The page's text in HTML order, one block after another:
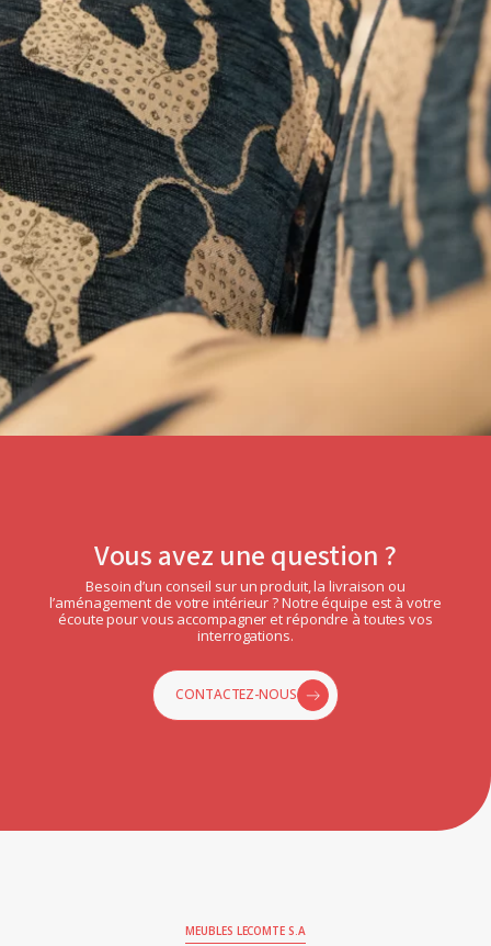
Vous avez une question ?
Besoin d’un conseil sur un produit, la livraison ou
l’aménagement de votre intérieur ? Notre équipe est à votre
écoute pour vous accompagner et répondre à toutes vos
interrogations.
CONTACTEZ-NOUS
MEUBLES LECOMTE S.A